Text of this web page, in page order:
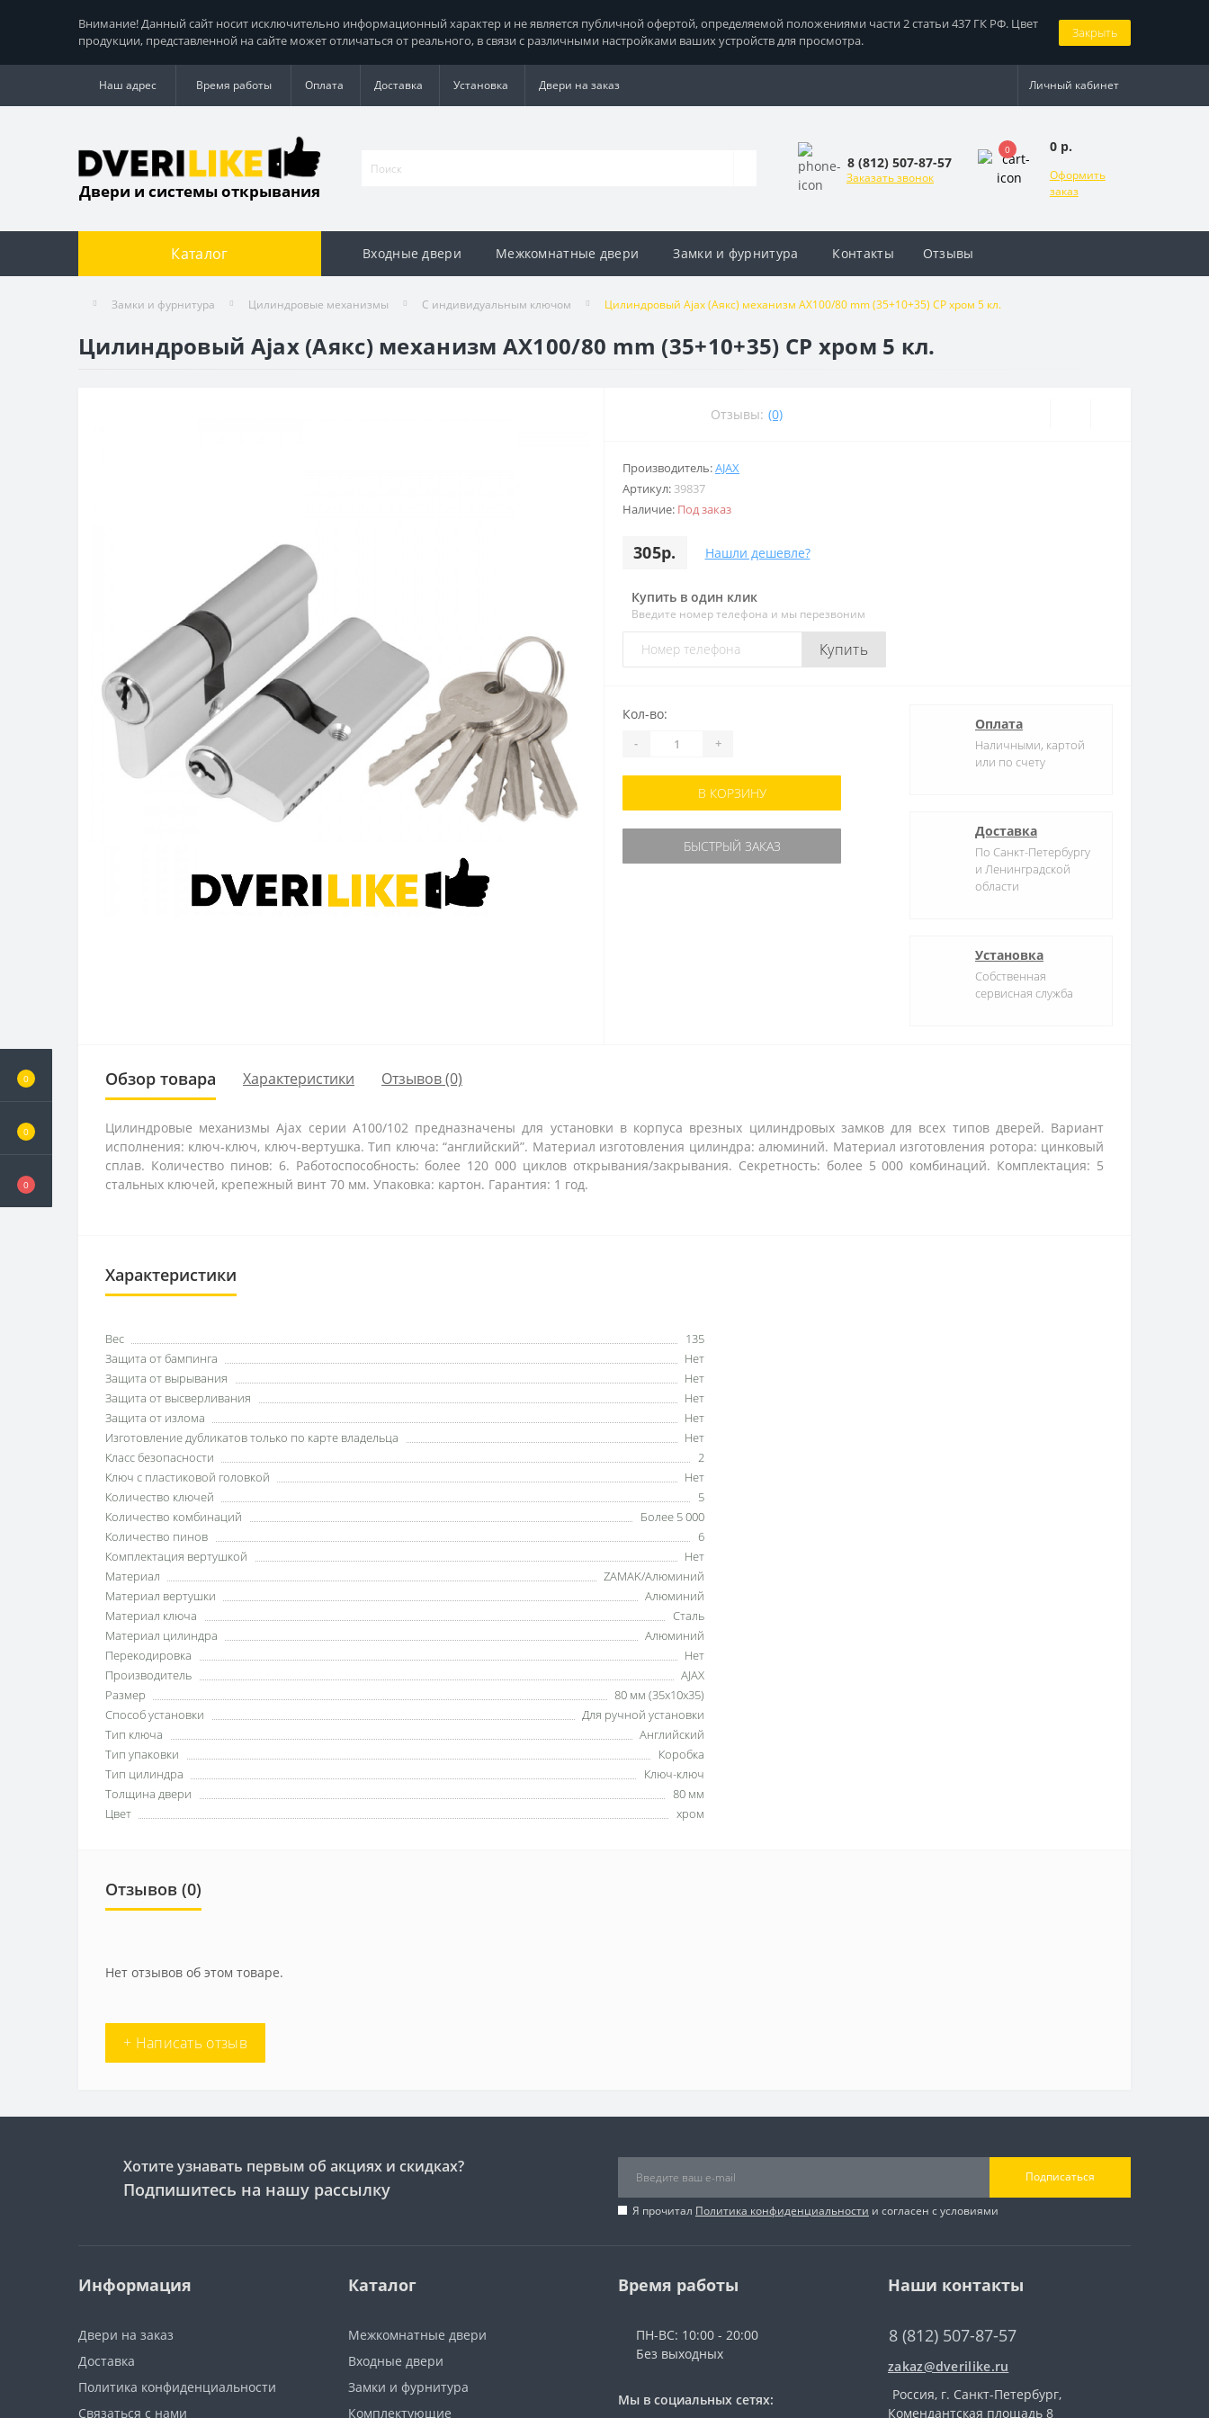
0
0
0
Внимание! Данный сайт носит исключительно информационный характер и не является публичной офертой, определяемой положениями части 2 статьи 437 ГК РФ. Цвет
продукции, представленной на сайте может отличаться от реального, в связи с различными настройками ваших устройств для просмотра.
Закрыть
Наш адрес Время работы Оплата Доставка Установка Двери на заказ Личный кабинет
Двери и системы открывания
8 (812) 507-87-57
Заказать звонок
0 0 р.
Оформить
заказ
Каталог Входные двери Межкомнатные двери Замки и фурнитура Контакты Отзывы
Замки и фурнитура Цилиндровые механизмы С индивидуальным ключом Цилиндровый Ajax (Аякс) механизм AX100/80 mm (35+10+35) CP хром 5 кл.
Цилиндровый Ajax (Аякс) механизм AX100/80 mm (35+10+35) CP хром 5 кл.
Отзывы: (0)
Производитель:AJAX
Артикул: 39837
Наличие: Под заказ
305р. Нашли дешевле?
Купить в один клик
Введите номер телефона и мы перезвоним
Купить
Кол-во:
- +
В КОРЗИНУ
БЫСТРЫЙ ЗАКАЗ
Оплата
Наличными, картой
или по счету
Доставка
По Санкт-Петербургу
и Ленинградской
области
Установка
Собственная
сервисная служба
Обзор товара Характеристики Отзывов (0)
Цилиндровые механизмы Ajax серии A100/102 предназначены для установки в корпуса врезных цилиндровых замков для всех типов дверей. Вариант
исполнения: ключ-ключ, ключ-вертушка. Тип ключа: “английский”. Материал изготовления цилиндра: алюминий. Материал изготовления ротора: цинковый
сплав. Количество пинов: 6. Работоспособность: более 120 000 циклов открывания/закрывания. Секретность: более 5 000 комбинаций. Комплектация: 5
стальных ключей, крепежный винт 70 мм. Упаковка: картон. Гарантия: 1 год.
Характеристики
Вес
135
Защита от бампинга
Нет
Защита от вырывания
Нет
Защита от высверливания
Нет
Защита от излома
Нет
Изготовление дубликатов только по карте владельца
Нет
Класс безопасности
2
Ключ с пластиковой головкой
Нет
Количество ключей
5
Количество комбинаций
Более 5 000
Количество пинов
6
Комплектация вертушкой
Нет
Материал
ZAMAK/Алюминий
Материал вертушки
Алюминий
Материал ключа
Сталь
Материал цилиндра
Алюминий
Перекодировка
Нет
Производитель
AJAX
Размер
80 мм (35x10x35)
Способ установки
Для ручной установки
Тип ключа
Английский
Тип упаковки
Коробка
Тип цилиндра
Ключ-ключ
Толщина двери
80 мм
Цвет
хром
Отзывов (0)
Нет отзывов об этом товаре.
+ Написать отзыв
Хотите узнавать первым об акциях и скидках?
Подпишитесь на нашу рассылку
Подписаться
Я прочитал Политика конфиденциальности и согласен с условиями
Информация
Двери на заказ
Доставка
Политика конфиденциальности
Связаться с нами
Каталог
Межкомнатные двери
Входные двери
Замки и фурнитура
Комплектующие
Время работы
ПН-ВС: 10:00 - 20:00
Без выходных
Мы в социальных сетях:
Наши контакты
8 (812) 507-87-57
zakaz@dverilike.ru
Россия, г. Санкт-Петербург,
Комендантская площадь 8